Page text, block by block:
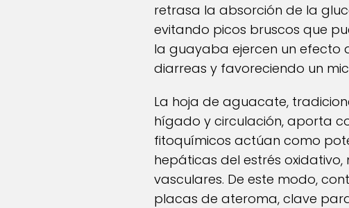
retrasa la absorción de la
evitando picos bruscos que
la guayaba ejercen un efecto
diarreas y favoreciendo un
La hoja de aguacate,
hígado y circulación, aporta
fitoquímicos actúan como
hepáticas del estrés
vasculares. De este modo,
placas de ateroma, clave